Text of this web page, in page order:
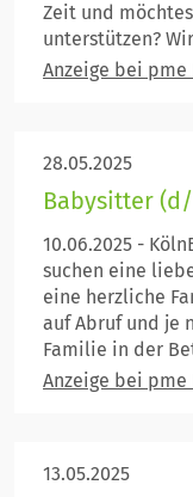
Zeit und
unterstützen?
Anzeige bei
28.05.2025
Babysitter
10.06.2025 -
suchen eine
eine herzliche
auf Abruf und je
Familie in der
Anzeige bei
13.05.2025